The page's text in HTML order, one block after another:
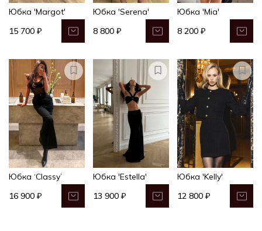
Юбка 'Margot'
15 700 ₽
Юбка 'Serena'
8 800 ₽
Юбка 'Mia'
8 200 ₽
Юбка ‘Classy’
16 900 ₽
Юбка 'Estella'
13 900 ₽
Юбка 'Kelly'
12 800 ₽